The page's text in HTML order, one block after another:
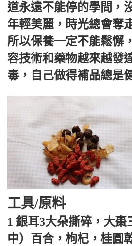
道永遠不能停的學問，
年輕美麗，時光總會奪
所以保養一定不能鬆懈
容技術和藥物越來越發
毒，自己做得補品總是
工具/原料
1 銀耳3大朵撕碎，大棗
中）百合，枸杞，桂圓